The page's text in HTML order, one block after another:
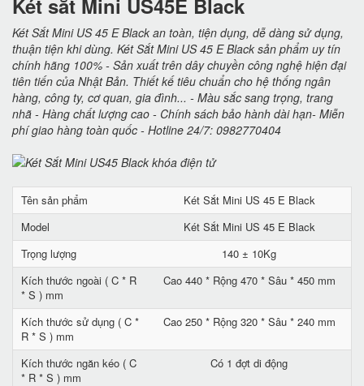
Két sắt Mini US45E Black
Két Sắt Mini US 45 E Black an toàn, tiện dụng, dễ dàng sử dụng,
thuận tiện khi dùng. Két Sắt Mini US 45 E Black sản phẩm uy tín
chính hãng 100% - Sản xuất trên dây chuyền công nghệ hiện đại
tiên tiến của Nhật Bản. Thiết kế tiêu chuẩn cho hệ thống ngân
hàng, công ty, cơ quan, gia đình... - Màu sắc sang trọng, trang
nhã - Hàng chất lượng cao - Chính sách bảo hành dài hạn- Miễn
phí giao hàng toàn quốc - Hotline 24/7: 0982770404
Tên sản phẩm
Két Sắt Mini US 45 E Black
Model
Két Sắt Mini US 45 E Black
Trọng lượng
140 ± 10Kg
Kích thước ngoài ( C * R
* S ) mm
Cao 440 * Rộng 470 * Sâu * 450 mm
Kích thước sử dụng ( C *
R * S ) mm
Cao 250 * Rộng 320 * Sâu * 240 mm
Kích thước ngăn kéo ( C
* R * S ) mm
Có 1 đợt di động